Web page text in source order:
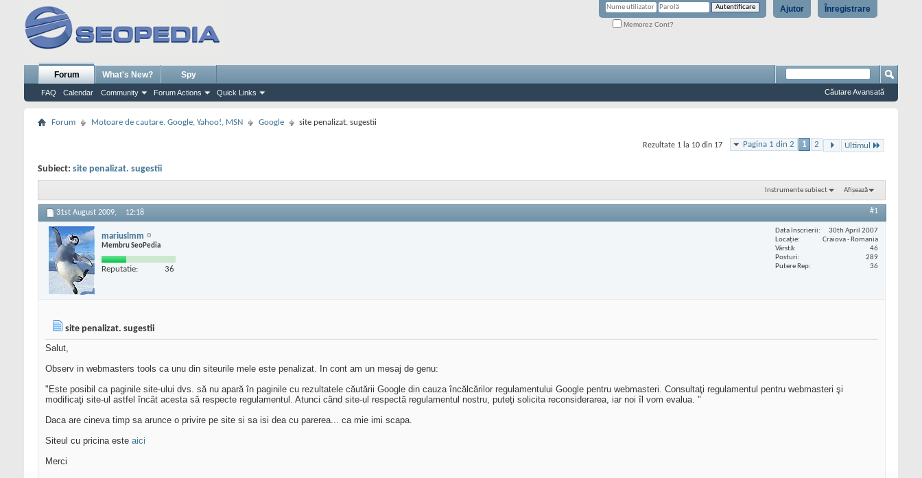
Înregistrare
Ajutor
Memorez Cont?
Forum
FAQ Calendar Community Forum Actions Quick Links
What's New? Spy
Căutare Avansată
Forum Motoare de cautare. Google, Yahoo!, MSN Google site penalizat. sugestii
Pagina 1 din 2 1 2 Ultimul
Rezultate 1 la 10 din 17
Subiect: site penalizat. sugestii
Instrumente subiect Afișează
31st August 2009, 12:18 #1
mariuslmm
Membru SeoPedia
Reputatie: 36
Data înscrierii
30th April 2007
Locaţie
Craiova - Romania
Vârstă
46
Posturi
289
Putere Rep
36
site penalizat. sugestii
Salut,
Observ in webmasters tools ca unu din siteurile mele este penalizat. In cont am un mesaj de genu:
"Este posibil ca paginile site-ului dvs. să nu apară în paginile cu rezultatele căutării Google din cauza încălcărilor regulamentului Google pentru webmasteri. Consultaţi regulamentul pentru webmasteri şi
modificaţi site-ul astfel încât acesta să respecte regulamentul. Atunci când site-ul respectă regulamentul nostru, puteţi solicita reconsiderarea, iar noi îl vom evalua. "
Daca are cineva timp sa arunce o privire pe site si sa isi dea cu parerea... ca mie imi scapa.
Siteul cu pricina este aici
Merci